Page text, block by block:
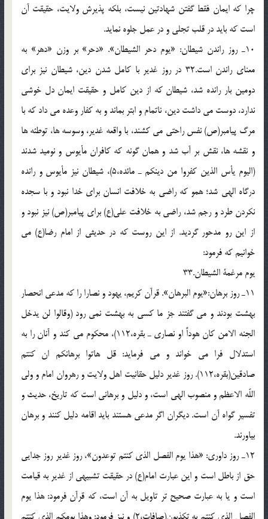
چرا كه ايمان فقط گفتن شهادتين نيست، بلكه پذيرش ولايت، حقيقت آن
است كه بايد در قلب تجلى و در عمل جلوه نمايد.
10ـ روز راندن شيطان: «يوم دحر الشيطان». «دحر» بر وزن «دهر» به
معناى راندن است.32 در روز غدير با كامل شدن دين، شيطان نيز براى
دومين بار رانده شد، شيطان كه از دين كامل و حقيقت ايمان دل خوشى
ندارد، دوست مى داشت دين، ناتمام و ابتر بماند و به كفار وعده مى داد كه با
مرگ پيامبر(ص) نفس راحتى مى كشند، با واقعه غدير، وسوسه ها، توطئه ها
و نقشه ها، نقش بر آب شد و همان گونه كه كافران مأيوس و نوميد شدند
(اليوم يأس الذين كفروا من دينكم ـ مائده،5)، شيطان نيز مأيوس و رانده
درگاه الهى شد؛ همو كه راضى به خلافت انسان براى خدا نبود و با سجده
نكردن طرد و رجم شد، راضى به خلافت على(ع) براى پيامبر(ص) نيز نبود و
از اين رو مدحور گرديد. از اين روست كه در حديثى از امام رضا(ع) مى
خوانيم كه فرمود:
يوم مرغمة الشيطان.33
11ـ روز برهان:«يوم البرهان». قرآن كريم، يهود و نصارا را كه مدعى انحصار
بهشت بودند و مى گفتند جز ما كسى به بهشت نمى رود (وقالوا لن يدخل
الجنه الامن كان هوداً او نصارى ـ بقره،112)، محكوم مى كند و آنان را به
استدلال فرا مى خواند و مى فرمايد: قل هاتوا برهانكم ان كنتم
صادقين(بقره،112). روز غدير دليل حقانيت اهل ولايت و رهروان امام و ولى
اللّه الاعظم و منصوب الهى است، و دليل و برهانى است كه تاريخ، حديث و
تفسير گواه آن است. ديگران اگر مدعى هستند بايد اقامه دليل كنند و برهان
بياورند.
12ـ روز داورى: «هذا يوم الفصل الذى كنتم توعدون»، روز غدير روز جدايى
حق از باطل است و اين عبارت امام(ع) در حقيقت تشبيهى از غدير به قيامت
است و يا به عبارت صحيح تر تاويل به آن است، كه قرآن فرمود: هذا يوم